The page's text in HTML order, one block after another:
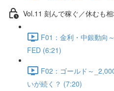
Vol.11 刻んで稼ぐ／休むも
F01：金利・中銀動向
FED (6:21)
F02：ゴールド～
いが続く？ (7:20)